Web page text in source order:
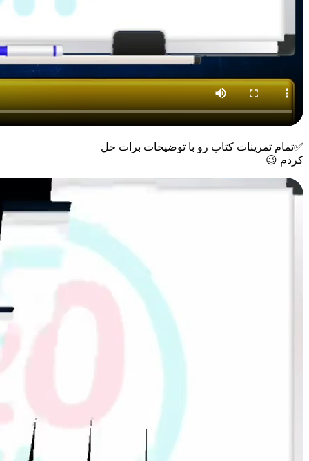
✅تمام تمرینات کتاب رو با توضیحات برات حل
کردم 😉